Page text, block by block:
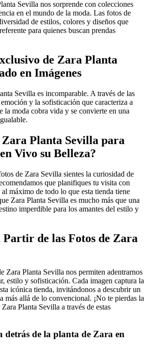
Sevilla nos sorprende con colecciones
en el mundo de la moda. Las fotos de
de estilos, colores y diseños que
para quienes buscan prendas
de Zara Planta
en Imágenes
Sevilla es incomparable. A través de las
y la sofisticación que caracteriza a
la moda cobra vida y se convierte en una
Planta Sevilla para
Vivo su Belleza?
de Zara Sevilla sientes la curiosidad de
que planifiques tu visita con
máximo de todo lo que esta tienda tiene
Zara Planta Sevilla es mucho más que una
imperdible para los amantes del estilo y
Partir de las Fotos de Zara
Zara Planta Sevilla nos permiten adentrarnos
estilo y sofisticación. Cada imagen captura la
icónica tienda, invitándonos a descubrir un
más allá de lo convencional. ¡No te pierdas la
Planta Sevilla a través de estas
detrás de la planta de Zara en